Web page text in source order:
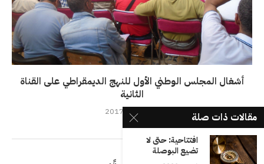
أشغال المجلس الوطني الأول للنهج الديمقراطي على القناة
الثانية
مقالات ذات صلة
افتتاحية: حتى لا
تضيع البوصلة